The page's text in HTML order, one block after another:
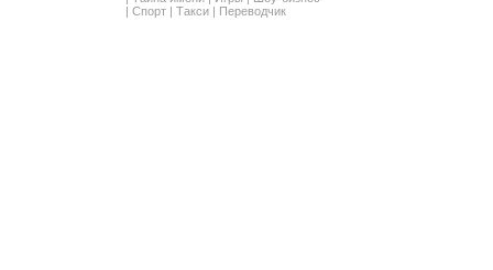
| Спорт | Такси | Переводчик